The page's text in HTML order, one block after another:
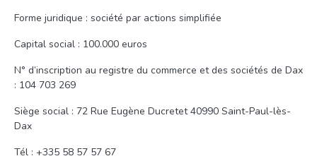
Forme juridique : société par actions simplifiée
Capital social : 100.000 euros
N° d’inscription au registre du commerce et des sociétés de Dax
: 104 703 269
Siège social : 72 Rue Eugène Ducretet 40990 Saint-Paul-lès-
Dax
Tél : +335 58 57 57 67